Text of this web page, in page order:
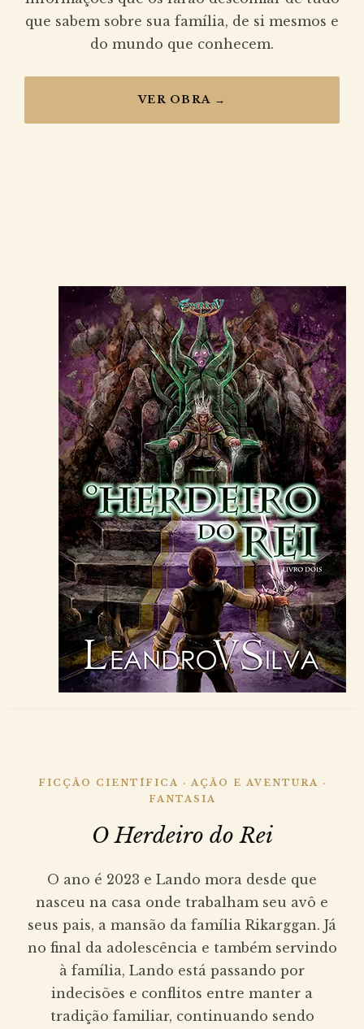
que sabem sobre sua família, de si mesmos e
do mundo que conhecem.
VER OBRA →
FICÇÃO CIENTÍFICA · AÇÃO E AVENTURA ·
FANTASIA
O Herdeiro do Rei
O ano é 2023 e Lando mora desde que
nasceu na casa onde trabalham seu avô e
seus pais, a mansão da família Rikarggan. Já
no final da adolescência e também servindo
à família, Lando está passando por
indecisões e conflitos entre manter a
tradição familiar, continuando sendo